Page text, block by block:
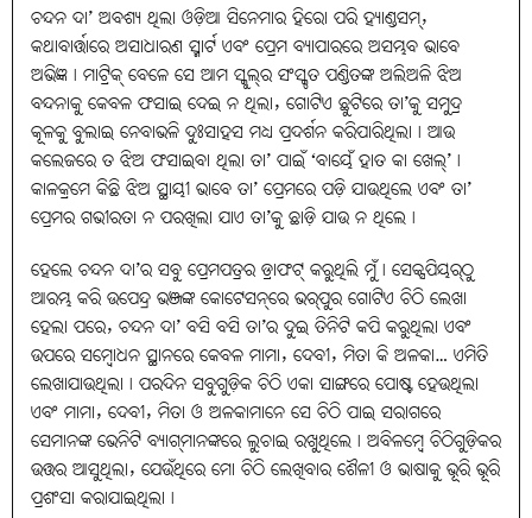
ଚନ୍ଦନ ଦା’ ଅବଶ୍ୟ ଥିଲା ଓଡ଼ିଆ ସିନେମାର ହିରୋ ପରି ହ୍ୟାଣ୍ଡସମ୍‌,
କଥାବାର୍ତ୍ତାରେ ଅସାଧାରଣ ସ୍ମାର୍ଟ ଏବଂ ପ୍ରେମ ବ୍ୟାପାରରେ ଅସମ୍ଭବ ଭାବେ
ଅଭିଜ୍ଞ। ମାଟ୍ରିକ୍‌ ବେଳେ ସେ ଆମ ସ୍କୁଲ୍‌ର ସଂସ୍କୃତ ପଣ୍ଡିତଙ୍କ ଅଲିଅଳି ଝିଅ
ବନ୍ଦନାକୁ କେବଳ ଫସାଇ ଦେଇ ନ ଥିଲା, ଗୋଟିଏ ଛୁଟିରେ ତା’କୁ ସମୁଦ୍ର
କୂଳକୁ ବୁଲାଇ ନେବାଭଳି ଦୁଃସାହସ ମଧ୍ୟ ପ୍ରଦର୍ଶନ କରିପାରିଥିଲା। ଆଉ
କଲେଜରେ ତ ଝିଅ ଫସାଇବା ଥିଲା ତା’ ପାଇଁ ‘ବାୟେଁ ହାତ କା ଖେଲ୍‌’।
କାଳକ୍ରମେ କିଛି ଝିଅ ସ୍ଥାୟୀ ଭାବେ ତା’ ପ୍ରେମରେ ପଡ଼ି ଯାଉଥିଲେ ଏବଂ ତା’
ପ୍ରେମର ଗଭୀରତା ନ ପରଖିଲା ଯାଏ ତା’କୁ ଛାଡ଼ି ଯାଉ ନ ଥିଲେ।
ହେଲେ ଚନ୍ଦନ ଦା’ର ସବୁ ପ୍ରେମପତ୍ରର ଡ୍ରାଫଟ୍‌ କରୁଥିଲି ମୁଁ। ସେକ୍ସପିୟର୍‌ଠୁ
ଆରମ୍ଭ କରି ଉପେନ୍ଦ୍ର ଭଞ୍ଜଙ୍କ କୋଟେସନ୍‌ରେ ଭର୍‌ପୁର ଗୋଟିଏ ଚିଠି ଲେଖା
ହେଲା ପରେ, ଚନ୍ଦନ ଦା’ ବସି ବସି ତା’ର ଦୁଇ ତିନିଟି କପି କରୁଥିଲା ଏବଂ
ଉପରେ ସମ୍ବୋଧନ ସ୍ଥାନରେ କେବଳ ମାମା, ଦେବୀ, ମିତା କି ଅଳକା… ଏମିତି
ଲେଖାଯାଉଥିଲା। ପରଦିନ ସବୁଗୁଡ଼ିକ ଚିଠି ଏକା ସାଙ୍ଗରେ ପୋଷ୍ଟ ହେଉଥିଲା
ଏବଂ ମାମା, ଦେବୀ, ମିତା ଓ ଅଳକାମାନେ ସେ ଚିଠି ପାଇ ସରାଗରେ
ସେମାନଙ୍କ ଭେନିଟି ବ୍ୟାଗ୍‌ମାନଙ୍କରେ ଲୁଚାଇ ରଖୁଥିଲେ। ଅବିଳମ୍ବେ ଚିଠିଗୁଡ଼ିକର
ଉତ୍ତର ଆସୁଥିଲା, ଯେଉଁଥିରେ ମୋ ଚିଠି ଲେଖିବାର ଶୈଳୀ ଓ ଭାଷାକୁ ଭୂରି ଭୂରି
ପ୍ରଶଂସା କରାଯାଇଥିଲା।